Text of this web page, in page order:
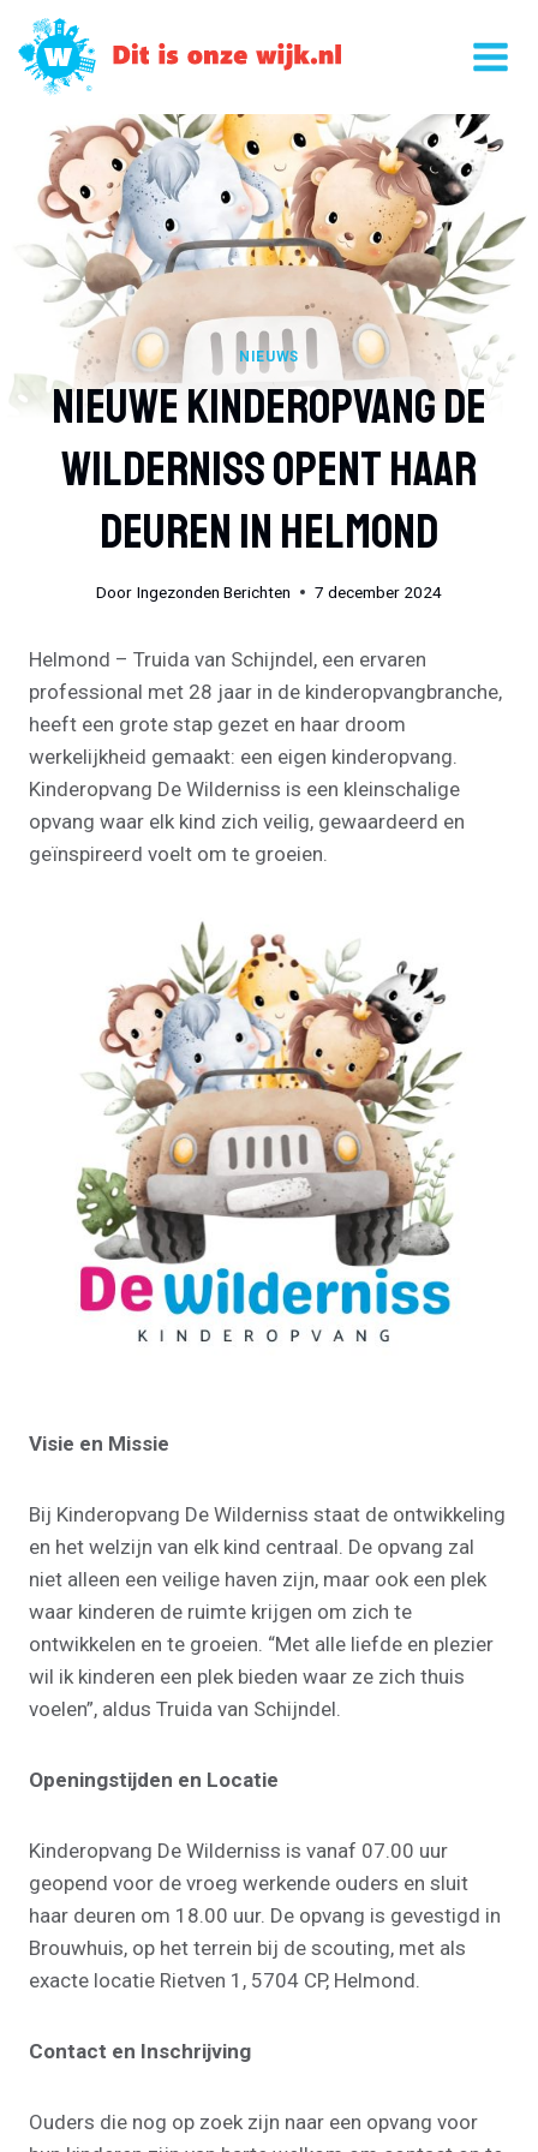
Doorgaan
naar
inhoud
NIEUWS
Nieuwe Kinderopvang De
Wilderniss Opent Haar
Deuren In Helmond
Door Ingezonden Berichten 7 december 2024
Helmond – Truida van Schijndel, een ervaren
professional met 28 jaar in de kinderopvangbranche,
heeft een grote stap gezet en haar droom
werkelijkheid gemaakt: een eigen kinderopvang.
Kinderopvang De Wilderniss is een kleinschalige
opvang waar elk kind zich veilig, gewaardeerd en
geïnspireerd voelt om te groeien.
Visie en Missie
Bij Kinderopvang De Wilderniss staat de ontwikkeling
en het welzijn van elk kind centraal. De opvang zal
niet alleen een veilige haven zijn, maar ook een plek
waar kinderen de ruimte krijgen om zich te
ontwikkelen en te groeien. “Met alle liefde en plezier
wil ik kinderen een plek bieden waar ze zich thuis
voelen”, aldus Truida van Schijndel.
Openingstijden en Locatie
Kinderopvang De Wilderniss is vanaf 07.00 uur
geopend voor de vroeg werkende ouders en sluit
haar deuren om 18.00 uur. De opvang is gevestigd in
Brouwhuis, op het terrein bij de scouting, met als
exacte locatie Rietven 1, 5704 CP, Helmond.
Contact en Inschrijving
Ouders die nog op zoek zijn naar een opvang voor